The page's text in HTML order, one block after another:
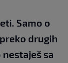
Samo o
drugih
sa